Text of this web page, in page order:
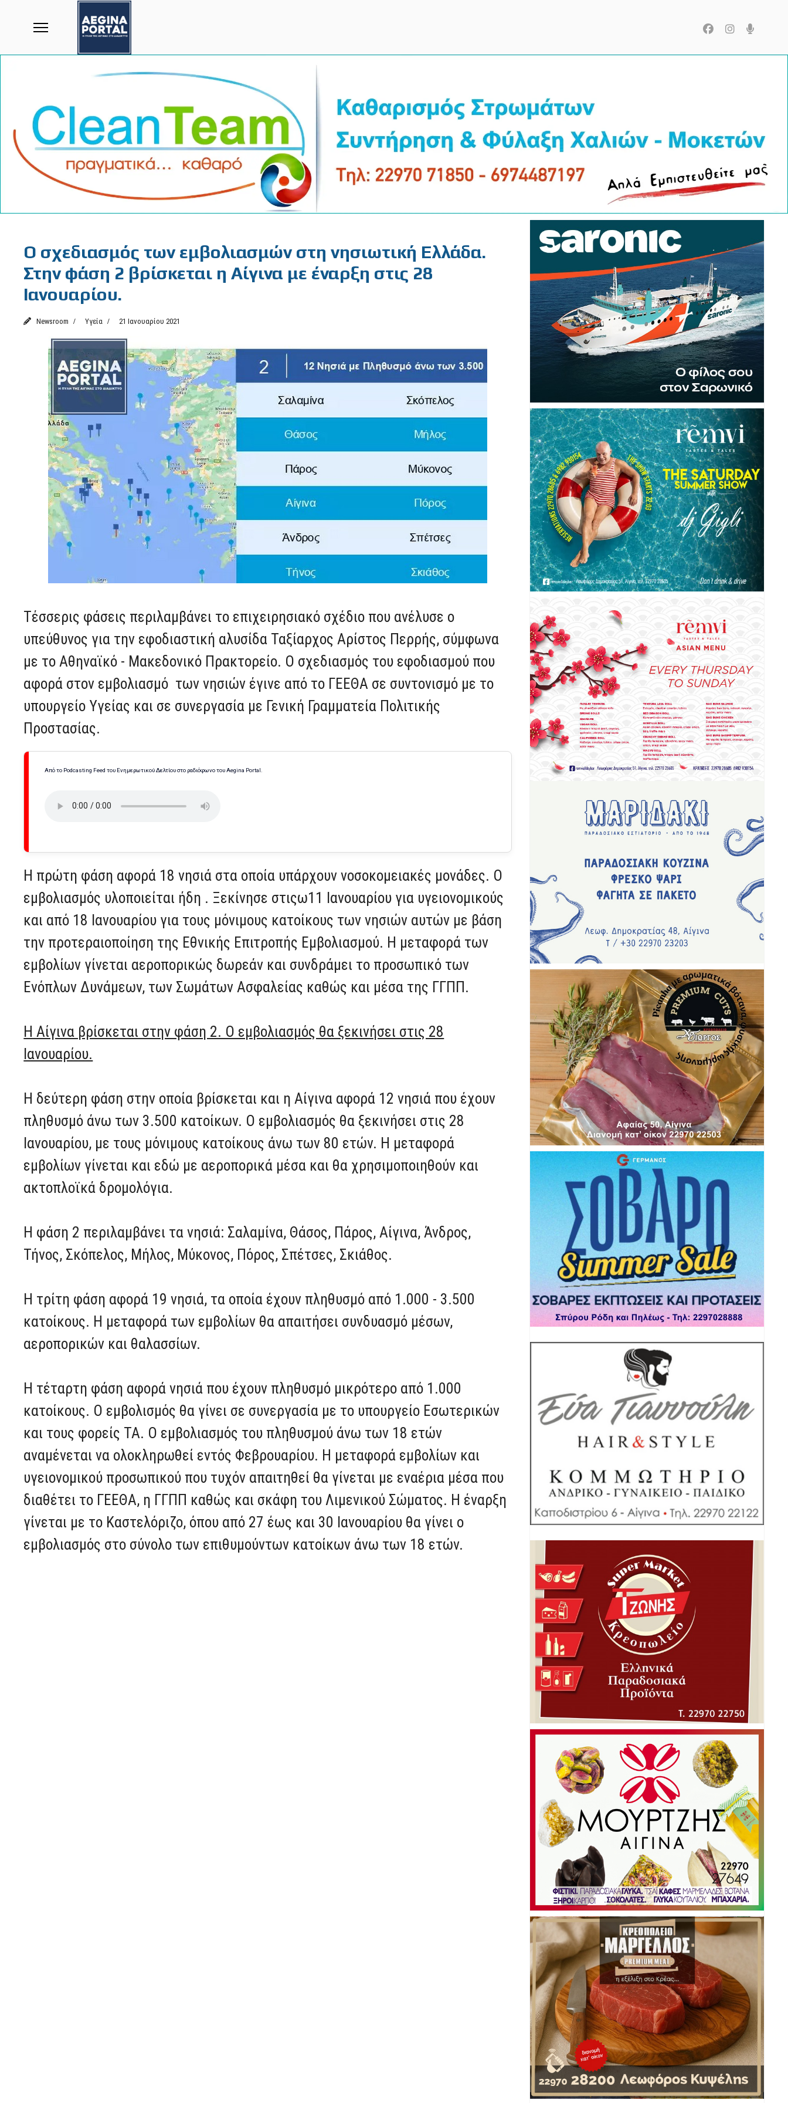
Ο σχεδιασμός των εμβολιασμών στη νησιωτική Ελλάδα.
Στην φάση 2 βρίσκεται η Αίγινα με έναρξη στις 28
Ιανουαρίου.
Newsroom Υγεία 21 Ιανουαρίου 2021
Τέσσερις φάσεις περιλαμβάνει το επιχειρησιακό σχέδιο που ανέλυσε ο
υπεύθυνος για την εφοδιαστική αλυσίδα Ταξίαρχος Αρίστος Περρής, σύμφωνα
με το Αθηναϊκό - Μακεδονικό Πρακτορείο. Ο σχεδιασμός του εφοδιασμού που
αφορά στον εμβολιασμό των νησιών έγινε από το ΓΕΕΘΑ σε συντονισμό με το
υπουργείο Υγείας και σε συνεργασία με Γενική Γραμματεία Πολιτικής
Προστασίας.
Από το Podcasting Feed του Ενημερωτικού Δελτίου στο ραδιόφωνο του Aegina Portal.
Η πρώτη φάση αφορά 18 νησιά στα οποία υπάρχουν νοσοκομειακές μονάδες. Ο
εμβολιασμός υλοποιείται ήδη . Ξεκίνησε στιςω11 Ιανουαρίου για υγειονομικούς
και από 18 Ιανουαρίου για τους μόνιμους κατοίκους των νησιών αυτών με βάση
την προτεραιοποίηση της Εθνικής Επιτροπής Εμβολιασμού. Η μεταφορά των
εμβολίων γίνεται αεροπορικώς δωρεάν και συνδράμει το προσωπικό των
Ενόπλων Δυνάμεων, των Σωμάτων Ασφαλείας καθώς και μέσα της ΓΓΠΠ.
Η Αίγινα βρίσκεται στην φάση 2. Ο εμβολιασμός θα ξεκινήσει στις 28
Ιανουαρίου.
Η δεύτερη φάση στην οποία βρίσκεται και η Αίγινα αφορά 12 νησιά που έχουν
πληθυσμό άνω των 3.500 κατοίκων. Ο εμβολιασμός θα ξεκινήσει στις 28
Ιανουαρίου, με τους μόνιμους κατοίκους άνω των 80 ετών. Η μεταφορά
εμβολίων γίνεται και εδώ με αεροπορικά μέσα και θα χρησιμοποιηθούν και
ακτοπλοϊκά δρομολόγια.
Η φάση 2 περιλαμβάνει τα νησιά: Σαλαμίνα, Θάσος, Πάρος, Αίγινα, Άνδρος,
Τήνος, Σκόπελος, Μήλος, Μύκονος, Πόρος, Σπέτσες, Σκιάθος.
Η τρίτη φάση αφορά 19 νησιά, τα οποία έχουν πληθυσμό από 1.000 - 3.500
κατοίκους. Η μεταφορά των εμβολίων θα απαιτήσει συνδυασμό μέσων,
αεροπορικών και θαλασσίων.
Η τέταρτη φάση αφορά νησιά που έχουν πληθυσμό μικρότερο από 1.000
κατοίκους. Ο εμβολισμός θα γίνει σε συνεργασία με το υπουργείο Εσωτερικών
και τους φορείς ΤΑ. Ο εμβολιασμός του πληθυσμού άνω των 18 ετών
αναμένεται να ολοκληρωθεί εντός Φεβρουαρίου. Η μεταφορά εμβολίων και
υγειονομικού προσωπικού που τυχόν απαιτηθεί θα γίνεται με εναέρια μέσα που
διαθέτει το ΓΕΕΘΑ, η ΓΓΠΠ καθώς και σκάφη του Λιμενικού Σώματος. Η έναρξη
γίνεται με το Καστελόριζο, όπου από 27 έως και 30 Ιανουαρίου θα γίνει ο
εμβολιασμός στο σύνολο των επιθυμούντων κατοίκων άνω των 18 ετών.